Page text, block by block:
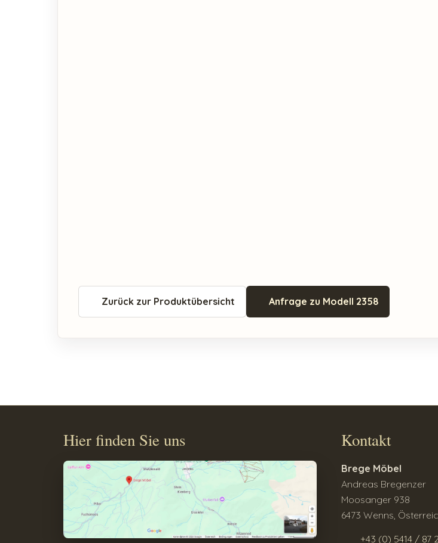
Zurück zur Produktübersicht Anfrage zu Modell 2358
Hier finden Sie uns Kontakt
Brege Möbel
Andreas Bregenzer
Moosanger 938
6473 Wenns,
+43 (0) 5414 / 87